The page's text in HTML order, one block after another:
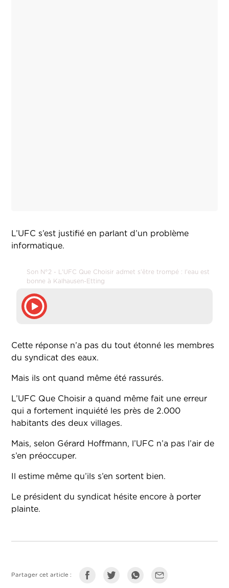
L’UFC s’est justifié en parlant d’un problème
informatique.
Son N°2 - L'UFC Que Choisir admet s'être trompé : l'eau est
bonne à Kalhausen-Etting
Cette réponse n’a pas du tout étonné les membres
du syndicat des eaux.
Mais ils ont quand même été rassurés.
L’UFC Que Choisir a quand même fait une erreur
qui a fortement inquiété les près de 2.000
habitants des deux villages.
Mais, selon Gérard Hoffmann, l’UFC n’a pas l’air de
s’en préoccuper.
Il estime même qu’ils s’en sortent bien.
Le président du syndicat hésite encore à porter
plainte.
Partager cet article :